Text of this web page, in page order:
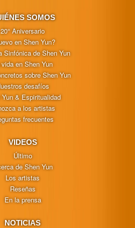
SOMOS
20° Aniversario
en Shen Yun?
Sinfónica de Shen Yun
en Shen Yun
sobre Shen Yun
desafíos
Yun & Espiritualidad
a los artistas
frecuentes
VIDEOS
Último
de Shen Yun
Los artistas
Reseñas
En la prensa
NOTICIAS